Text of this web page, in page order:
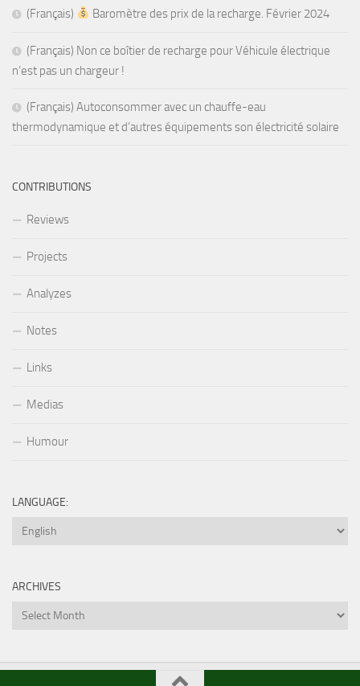
(Français) Baromètre des prix de la recharge. Février 2024
(Français) Non ce boîtier de recharge pour Véhicule électrique
n’est pas un chargeur !
(Français) Autoconsommer avec un chauffe-eau
thermodynamique et d’autres équipements son électricité solaire
CONTRIBUTIONS
Reviews
Projects
Analyzes
Notes
Links
Medias
Humour
LANGUAGE:
ARCHIVES
Archives